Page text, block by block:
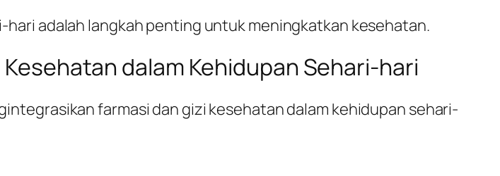
adalah langkah penting untuk meningkatkan kesehatan.
dalam Kehidupan Sehari-hari
farmasi dan gizi kesehatan dalam kehidupan sehari-